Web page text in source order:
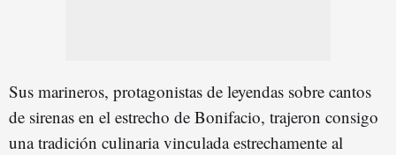
Sus marineros, protagonistas de leyendas sobre cantos
de sirenas en el estrecho de Bonifacio, trajeron consigo
una tradición culinaria vinculada estrechamente al